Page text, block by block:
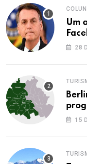
Um
28
15